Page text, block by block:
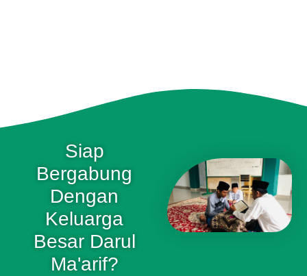
Siap
Bergabung
Dengan
Keluarga
Besar Darul
Ma'arif?